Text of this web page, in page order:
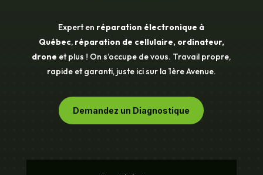
Expert en réparation électronique à
Québec, réparation de cellulaire, ordinateur,
drone et plus ! On s’occupe de vous. Travail propre,
rapide et garanti, juste ici sur la 1ère Avenue.
Demandez un Diagnostique